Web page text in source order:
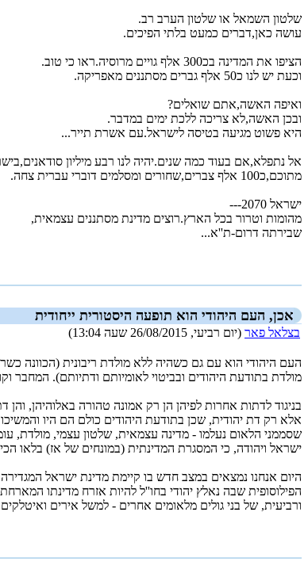
שלטון השמאל או שלטון הערב רב.
עושה כאן,דברים כמעט בלתי הפיכים.
הציפו את המדינה בכ300 אלף גויים מרוסיה.ראו כי טוב.
וכעת יש לנו כ50 אלף גברים מסתננים מאפריקה.
ואיפה האשה,אתם שואלים?
ובכן האשה,לא צריכה ללכת ימים במדבר.
היא פשוט מגיעה בטיסה לישראל.עם אשרת תייר...
אל נתפלא,אם בעוד כמה שנים.יהיה לנו רבע מיליון
מתוכם,כ100 אלף צברים,שחורים ומסלמים דוברי עברית צחה.
ישראל 2070---
מהומות וטרור בכל הארץ.רוצים מדינת מסתננים עצמאית,
שבירתה דרום-ת''א...
אכן, העם היהודי הוא תופעה היסטורית ייחודית
בצלאל פאר (יום רביעי, 26/08/2015 שעה 13:04)
מולדת בתודעת היהודים ובביטוי לאומיותם ודתיותם). המחבר
בניגוד לדתות אחרות לפיהן הן רק אמונה טהורה באלוהיהן,
אלא רק דת יהודית, שכן בתודעת היהודים כולם הם היו
שסממני הלאום נעלמו - מדינה עצמאית, שלטון עצמי, מולדת,
ישראל ויהודה, כי המסגרת המדינתית (במונחים של אז) בלאו
היום אנחנו נמצאים במצב חדש בו קיימת מדינת ישראל
הפילוסופית שבה נאלץ יהודי בחו''ל להיות אזרח מדינתו
ורביעית, של בני גולים מלאומים אחרים - למשל אירים